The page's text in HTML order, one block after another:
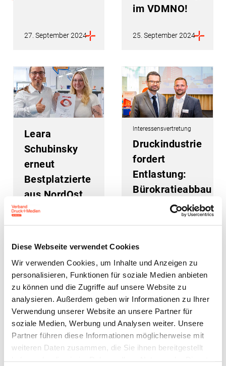
Diese Webseite verwendet Cookies
Wir verwenden Cookies, um Inhalte und Anzeigen zu
personalisieren, Funktionen für soziale Medien anbieten
zu können und die Zugriffe auf unsere Website zu
analysieren. Außerdem geben wir Informationen zu Ihrer
Verwendung unserer Website an unsere Partner für
soziale Medien, Werbung und Analysen weiter. Unsere
Partner führen diese Informationen möglicherweise mit
weiteren Daten zusammen, die Sie ihnen bereitgestellt
27. September 2024
im VDMNO!
25. September 2024
Leara
Schubinsky
erneut
Bestplatzierte
aus NordOst
beim
Gestaltungswettbewerb
24. September 2024
Interessensvertretung
Druckindustrie
fordert
Entlastung:
Bürokratieabbau
auf allen
20. September 2024
Der Verband: Last Call: